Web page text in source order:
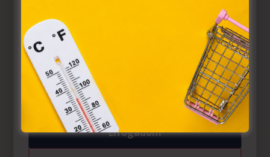
törvény, az elektronikus kereskedelmi szolgáltatások, az
információs társadalommal összefüggő szolgáltatások
egyes kérdéseiről szóló 2001. évi CVIII. törvény, valamint
az Európai Unió előírásainak megfelelően használjuk.
Azon weblapoknak, melyek az Európai Unió országain
belül működnek, a „sütik" használatához, és ezeknek a
felhasználó számítógépén vagy egyéb eszközén történő
tárolásához a felhasználók hozzájárulását kell kérniük.
Elfogadom